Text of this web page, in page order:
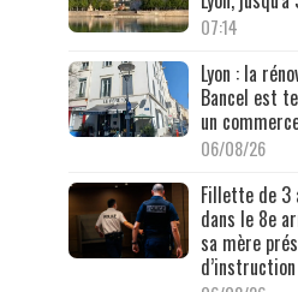
07:14
Lyon : la
Bancel est
un
06/08/26
Fillette de 3
dans le 8e
sa mère
d’instruction